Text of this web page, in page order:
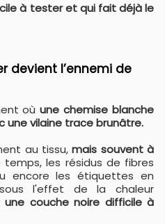
à tester et qui fait déjà le
devient l’ennemi de
oùune chemise blanche
une vilaine trace brunâtre.
au tissu,mais souvent à
temps, les résidus de fibres
encore les étiquettes en
l'effet de la chaleur
couche noire difficile à